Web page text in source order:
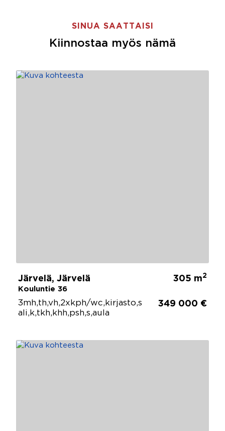
SINUA SAATTAISI
Kiinnostaa myös nämä
Järvelä, Järvelä
Kouluntie 36
305 m2
3mh,th,vh,2xkph/wc,kirjasto,s
ali,k,tkh,khh,psh,s,aula
349 000 €